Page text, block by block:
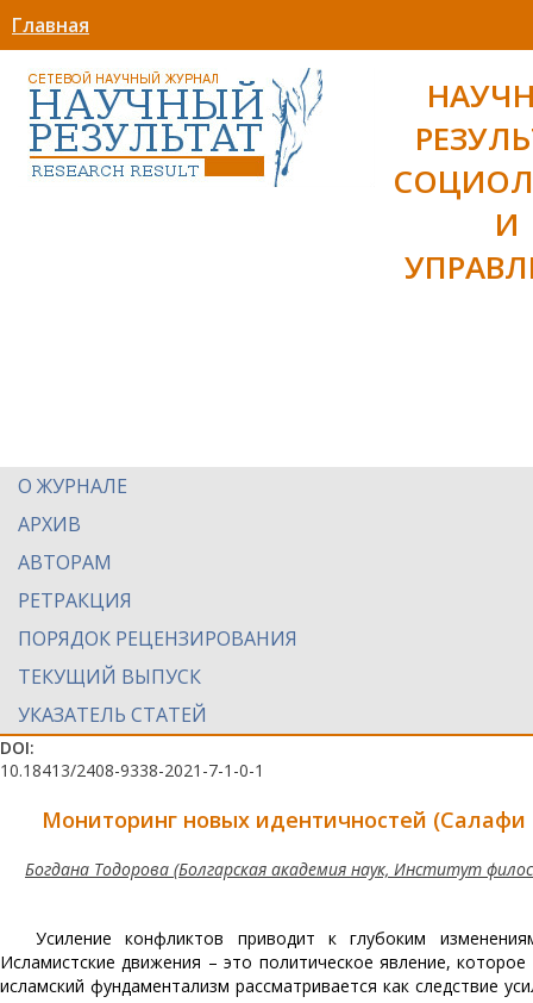
Главная
И
О ЖУРНАЛЕ
АРХИВ
АВТОРАМ
РЕТРАКЦИЯ
ПОРЯДОК РЕЦЕНЗИРОВАНИЯ
ТЕКУЩИЙ ВЫПУСК
УКАЗАТЕЛЬ СТАТЕЙ
DOI:
10.18413/2408-9338-2021-7-1-0-1
Мониторинг новых идентичностей
Богдана Тодорова (Болгарская академия наук, Институт
Усиление конфликтов приводит к глубоким
Исламистские движения – это политическое явление,
исламский фундаментализм рассматривается как следствие